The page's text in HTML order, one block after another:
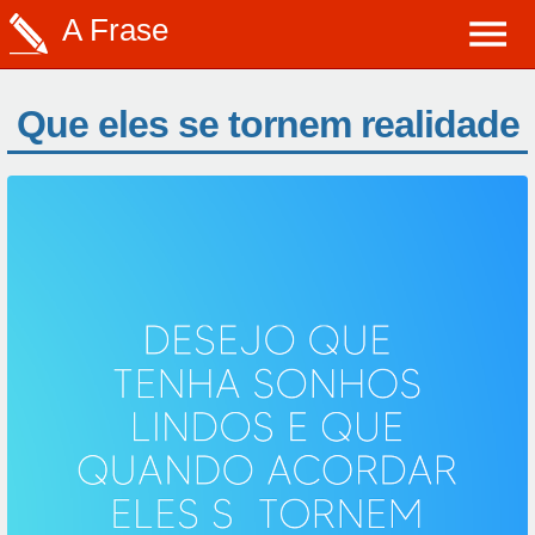
A Frase
Que eles se tornem realidade